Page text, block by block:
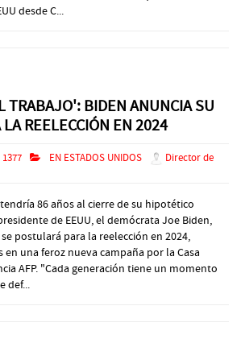
desde C...
TRABAJO': BIDEN ANUNCIA SU
REELECCIÓN EN 2024
1377 EN ESTADOS UNIDOS
Director de
86 años al cierre de su hipotético
de EEUU, el demócrata Joe Biden,
postulará para la reelección en 2024,
en una feroz nueva campaña por la Casa
AFP. "Cada generación tiene un momento
def...